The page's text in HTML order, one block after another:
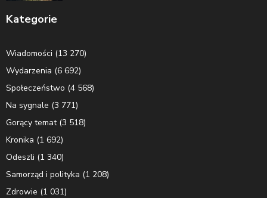
Kategorie
Wiadomości (13 270)
Wydarzenia (6 692)
Społeczeństwo (4 568)
Na sygnale (3 771)
Gorący temat(3 518)
Kronika (1 692)
Odeszli (1 340)
Samorząd i polityka (1 208)
Zdrowie (1 031)